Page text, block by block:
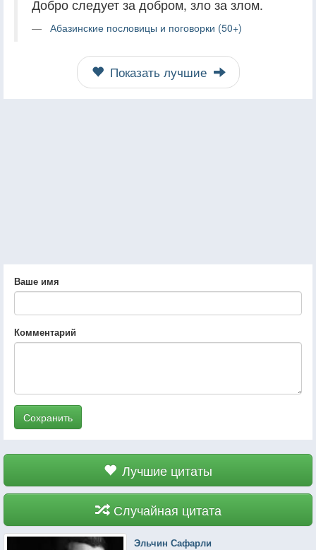
Добро следует за добром, зло за злом.
Абазинские пословицы и поговорки (50+)
Показать лучшие
Ваше имя
Комментарий
Сохранить
Лучшие цитаты
Случайная цитата
Эльчин Сафарли